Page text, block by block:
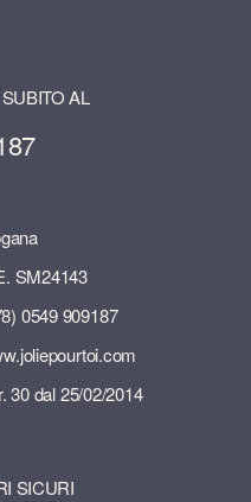
AL
SM24143
0549 909187
30 dal 25/02/2014
SICURI